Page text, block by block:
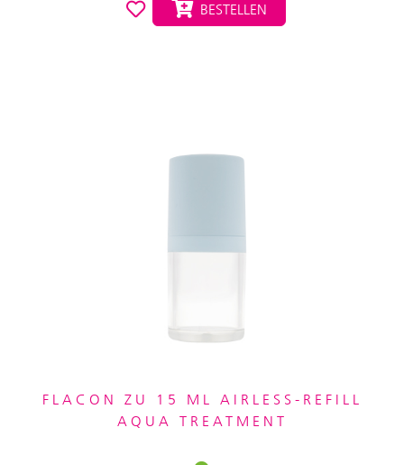
BESTELLEN
FLACON ZU 15 ML AIRLESS-REFILL
AQUA TREATMENT